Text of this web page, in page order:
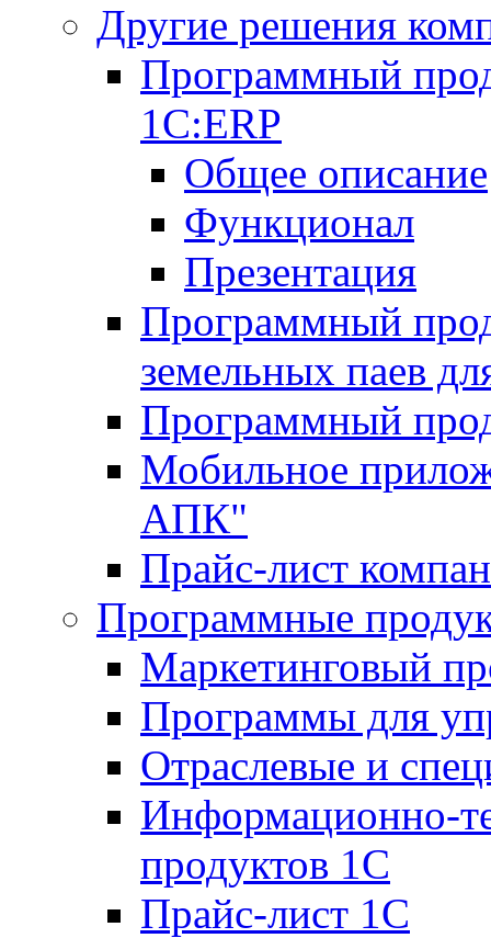
Другие решения
Программный
1С:ERP
Общее описание
Функционал
Презентация
Программный
земельных паев
Программный
Мобильное
АПК"
Прайс-лист
Программные
Маркетинговый
Программы для
Отраслевые и
Информационно-
продуктов 1С
Прайс-лист 1С